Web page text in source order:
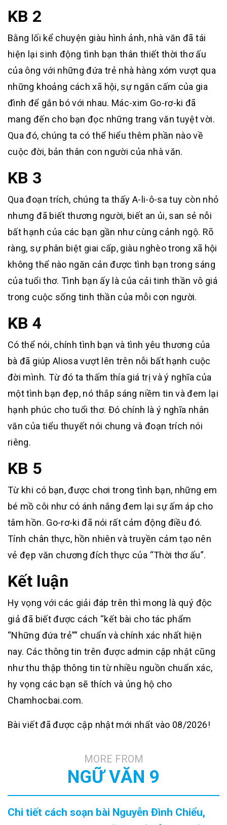
KB 2
Bằng lối kể chuyện giàu hình ảnh, nhà văn đã tái
hiện lại sinh động tình bạn thân thiết thời thơ ấu
của ông với những đứa trẻ nhà hàng xóm vượt qua
những khoảng cách xã hội, sự ngăn cấm của gia
đình để gắn bó với nhau. Mác-xim Go-rơ-ki đã
mang đến cho bạn đọc những trang văn tuyệt vời.
Qua đó, chúng ta có thể hiểu thêm phần nào về
cuộc đời, bản thân con người của nhà văn.
KB 3
Qua đoạn trích, chúng ta thấy A-li-ô-sa tuy còn nhỏ
nhưng đã biết thương người, biết an ủi, san sẻ nỗi
bất hạnh của các bạn gần như cùng cảnh ngộ. Rõ
ràng, sự phân biệt giai cấp, giàu nghèo trong xã hội
không thể nào ngăn cản được tình bạn trong sáng
của tuổi thơ. Tình bạn ấy là của cải tinh thần vô giá
trong cuộc sống tinh thần của mỗi con người.
KB 4
Có thể nói, chính tình bạn và tình yêu thương của
bà đã giúp Aliosa vượt lên trên nỗi bất hạnh cuộc
đời mình. Từ đó ta thấm thía giá trị và ý nghĩa của
một tình bạn đẹp, nó thắp sáng niềm tin và đem lại
hạnh phúc cho tuổi thơ. Đó chính là ý nghĩa nhân
văn của tiểu thuyết nói chung và đoạn trích nói
riêng.
KB 5
Từ khi có bạn, được chơi trong tình bạn, những em
bé mồ côi như có ánh nắng đem lại sự ấm áp cho
tâm hồn. Go-rơ-ki đã nói rất cảm động điều đó.
Tính chân thực, hồn nhiên và truyền cảm tạo nên
vẻ đẹp văn chương đích thực của “Thời thơ ấu”.
Kết luận
Hy vọng với các giải đáp trên thì mong là quý độc
giả đã biết được cách “kết bài cho tác phẩm
“Những đứa trẻ”” chuẩn và chính xác nhất hiện
nay. Các thông tin trên được admin cập nhật cũng
như thu thập thông tin từ nhiều nguồn chuẩn xác,
hy vọng các bạn sẽ thích và ủng hộ cho
Chamhocbai.com.
Bài viết đã được cập nhật mới nhất vào 08/2026!
MORE FROM
NGỮ VĂN 9
Chi tiết cách soạn bài Nguyễn Đình Chiểu,